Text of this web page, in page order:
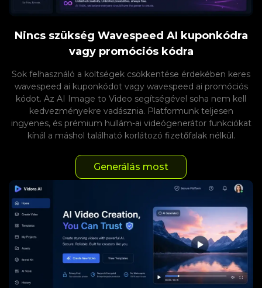
Nincs szükség Wavespeed AI kuponkódra
vagy promóciós kódra
Sok felhasználó a költségek csökkentése érdekében keres
wavespeed ai kuponkódot vagy wavespeed ai promóciós
kódot. Az AI Image to Video segítségével soha nem kell
kedvezményekre vadásznia. Platformunk teljesen
ingyenes, és prémium hullám-ai videógenerátor funkciókat
kínál a máshol található korlátozó fizetőfalak nélkül.
Generálás most